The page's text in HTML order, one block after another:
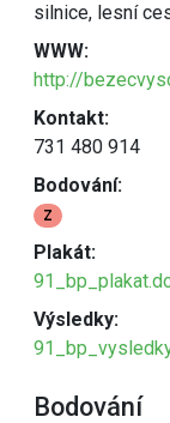
silnice, lesní
WWW:
http://
Kontakt:
731 480 914
Bodování:
Z
Plakát:
Výsledky:
Bodování